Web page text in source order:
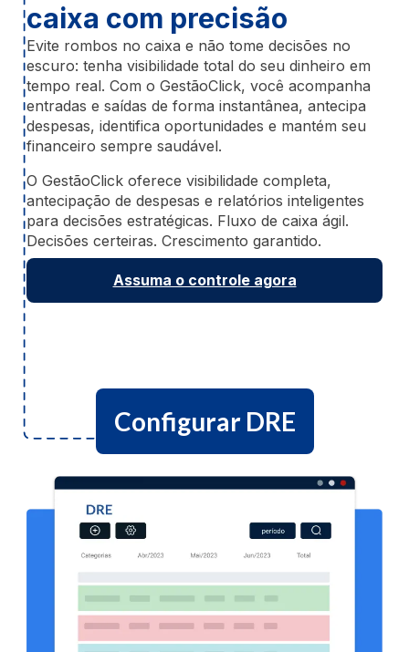
caixa com precisão
Evite rombos no caixa e não tome decisões no
escuro: tenha visibilidade total do seu dinheiro em
tempo real. Com o GestãoClick, você acompanha
entradas e saídas de forma instantânea, antecipa
despesas, identifica oportunidades e mantém seu
financeiro sempre saudável.
O GestãoClick oferece visibilidade completa,
antecipação de despesas e relatórios inteligentes
para decisões estratégicas. Fluxo de caixa ágil.
Decisões certeiras. Crescimento garantido.
Assuma o controle agora
Configurar DRE